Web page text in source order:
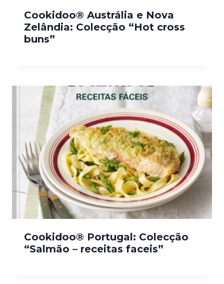
Cookidoo® Austrália e Nova
Zelândia: Colecção “Hot cross
buns”
Cookidoo® Portugal: Colecção
“Salmão – receitas faceis”